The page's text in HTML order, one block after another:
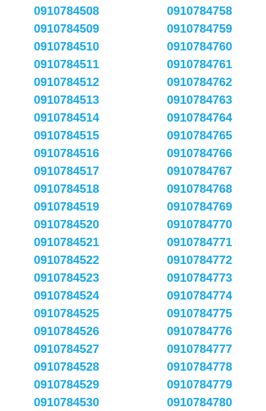
0910784508
0910784509
0910784510
0910784511
0910784512
0910784513
0910784514
0910784515
0910784516
0910784517
0910784518
0910784519
0910784520
0910784521
0910784522
0910784523
0910784524
0910784525
0910784526
0910784527
0910784528
0910784529
0910784530
0910784758
0910784759
0910784760
0910784761
0910784762
0910784763
0910784764
0910784765
0910784766
0910784767
0910784768
0910784769
0910784770
0910784771
0910784772
0910784773
0910784774
0910784775
0910784776
0910784777
0910784778
0910784779
0910784780